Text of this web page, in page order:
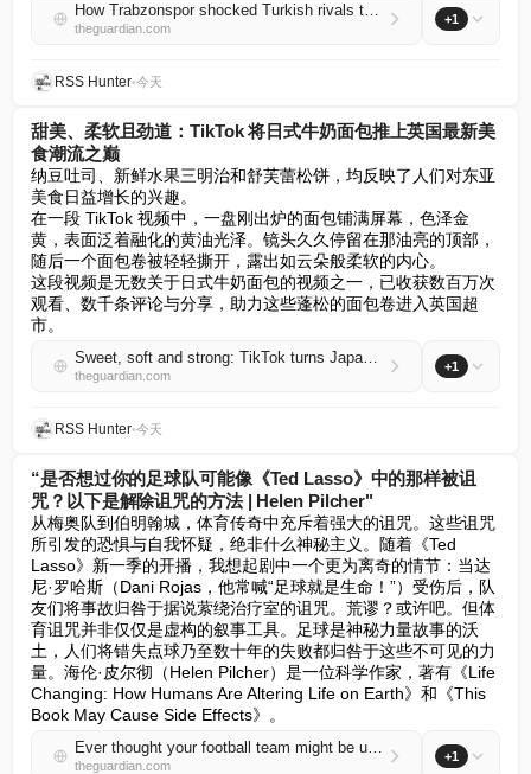
How Trabzonspor shocked Turkish rivals to make Mohamed Salah their Black Sea saviour
theguardian.com
+1
RSS Hunter•今天
甜美、柔软且劲道：TikTok 将日式牛奶面包推上英国最新美
食潮流之巅
纳豆吐司、新鲜水果三明治和舒芙蕾松饼，均反映了人们对东亚
美食日益增长的兴趣。
在一段 TikTok 视频中，一盘刚出炉的面包铺满屏幕，色泽金
黄，表面泛着融化的黄油光泽。镜头久久停留在那油亮的顶部，
随后一个面包卷被轻轻撕开，露出如云朵般柔软的内心。
这段视频是无数关于日式牛奶面包的视频之一，已收获数百万次
观看、数千条评论与分享，助力这些蓬松的面包卷进入英国超
市。
Sweet, soft and strong: TikTok turns Japanese milk bread into latest UK food craze
theguardian.com
+1
RSS Hunter•今天
“是否想过你的足球队可能像《Ted Lasso》中的那样被诅
咒？以下是解除诅咒的方法 | Helen Pilcher"
从梅奥队到伯明翰城，体育传奇中充斥着强大的诅咒。这些诅咒
所引发的恐惧与自我怀疑，绝非什么神秘主义。随着《Ted
Lasso》新一季的开播，我想起剧中一个更为离奇的情节：当达
尼·罗哈斯（Dani Rojas，他常喊“足球就是生命！”）受伤后，队
友们将事故归咎于据说萦绕治疗室的诅咒。荒谬？或许吧。但体
育诅咒并非仅仅是虚构的叙事工具。足球是神秘力量故事的沃
土，人们将错失点球乃至数十年的失败都归咎于这些不可见的力
量。海伦·皮尔彻（Helen Pilcher）是一位科学作家，著有《Life
Changing: How Humans Are Altering Life on Earth》和《This
Book May Cause Side Effects》。
Ever thought your football team might be under a curse like Ted Lasso’s? Here’s how to lift it | Helen Pilcher
theguardian.com
+1